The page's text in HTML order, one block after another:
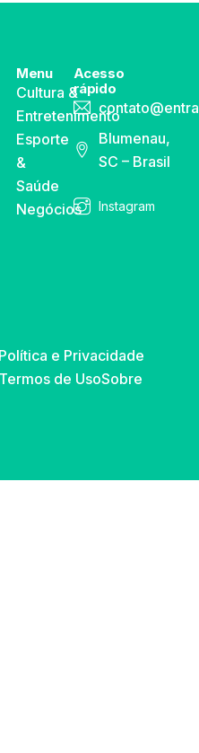
Menu
Cultura &
Entretenimento
Esporte
&
Saúde
Negócios
Acesso
rápido
Blumenau,
SC – Brasil
Instagram
Política e Privacidade
Termos de UsoSobre